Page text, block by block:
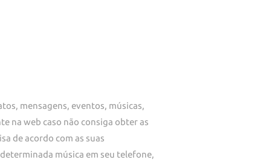
mensagens, eventos, músicas,
na web caso não consiga obter as
de acordo com as suas
música em seu telefone,